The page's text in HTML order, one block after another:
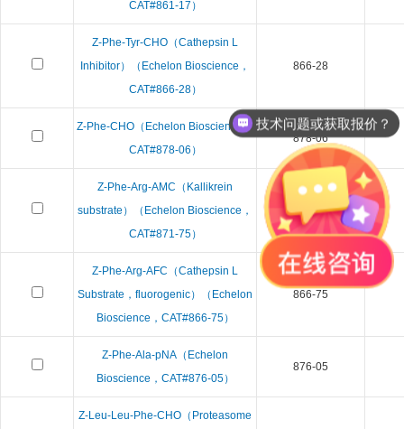
CAT#861-17）
Z-Phe-Tyr-CHO（Cathepsin L
Inhibitor）（Echelon Bioscience，
CAT#866-28）
866-28
Z-Phe-CHO（Echelon Bioscience，
CAT#878-06）
878-06
Z-Phe-Arg-AMC（Kallikrein
substrate）（Echelon Bioscience，
CAT#871-75）
871-75
Z-Phe-Arg-AFC（Cathepsin L
Substrate，fluorogenic）（Echelon
Bioscience，CAT#866-75）
866-75
Z-Phe-Ala-pNA（Echelon
Bioscience，CAT#876-05）
876-05
Z-Leu-Leu-Phe-CHO（Proteasome
技术问题或获取报价？